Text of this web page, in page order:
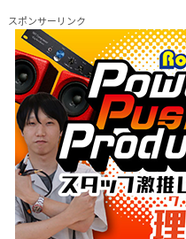
スポンサーリンク